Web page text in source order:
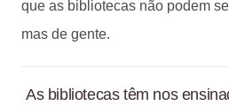
que as bibliotecas não podem
mas de gente.
As bibliotecas têm nos